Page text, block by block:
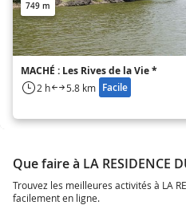
749 m
MACHÉ : Les Rives de la Vie *
2 h 5.8 km Facile
Que faire à LA RESIDENCE
Trouvez les meilleures activités à LA
facilement en ligne.